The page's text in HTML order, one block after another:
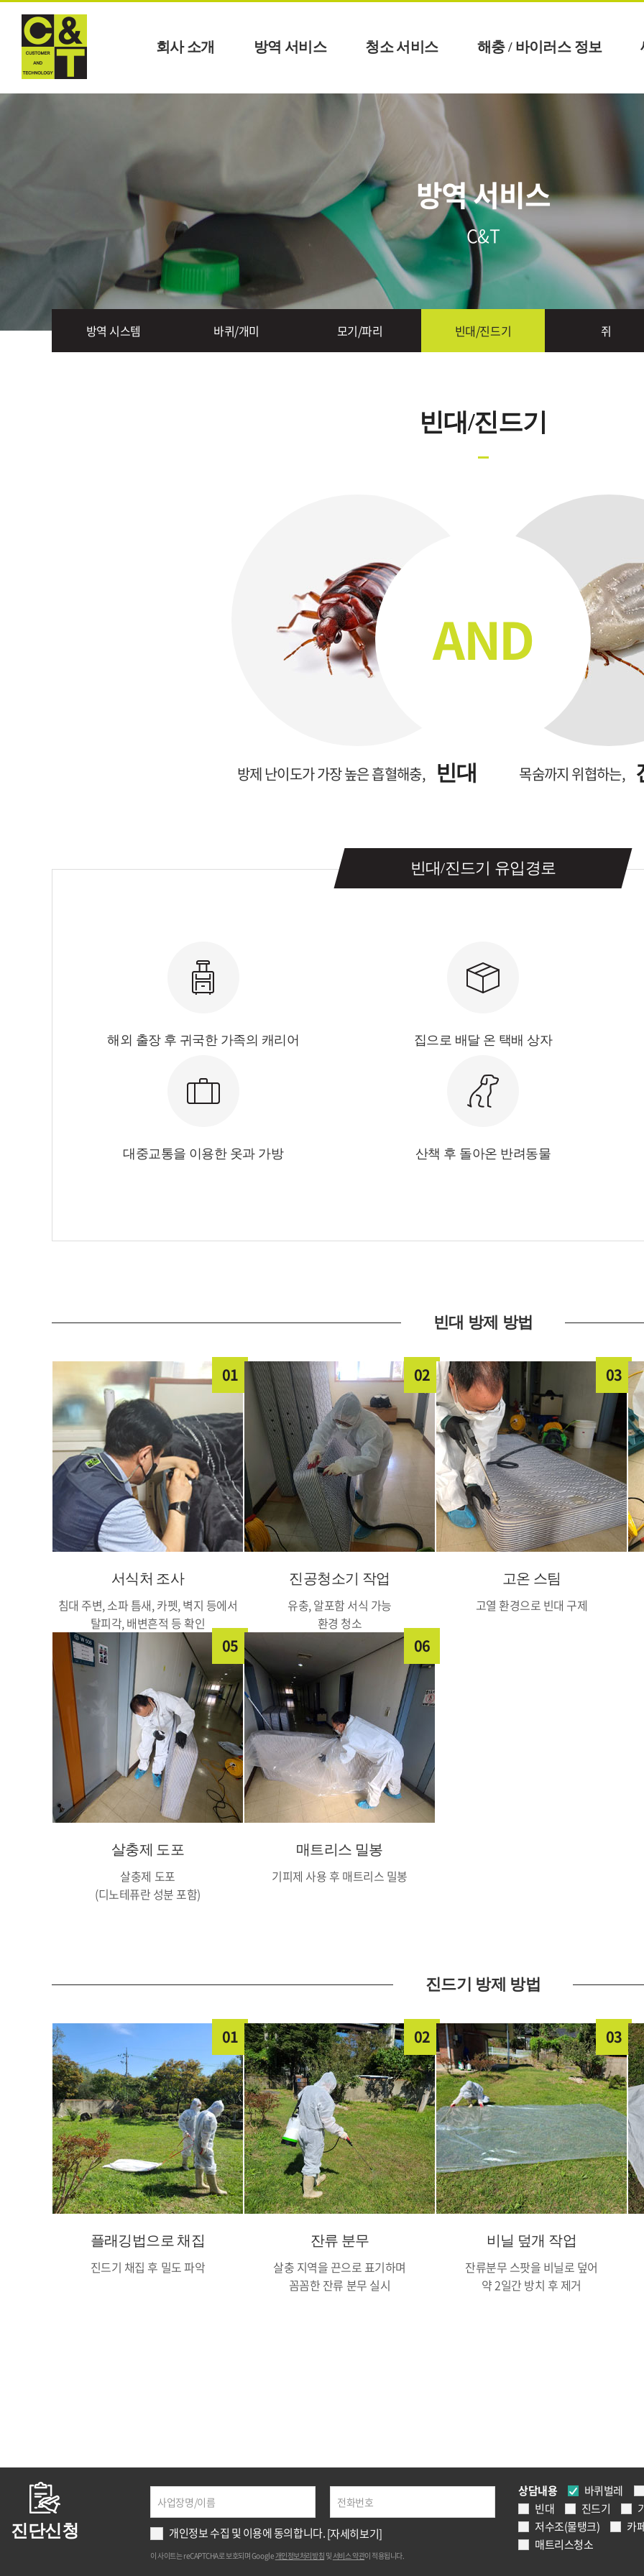
회사 소개 방역 서비스 청소 서비스 해충 / 바이러스 정보
방역 서비스
C&T
방역 시스템 바퀴/개미 모기/파리 빈대/진드기 쥐
빈대/진드기
방제 난이도가 가장 높은 흡혈해충, 빈대 목숨까지 위협하는,
AND
빈대/진드기 유입경로
해외 출장 후 귀국한 가족의 캐리어 집으로 배달 온 택배 상자
대중교통을 이용한 옷과 가방 산책 후 돌아온 반려동물
빈대 방제 방법
서식처 조사
침대 주변, 소파 틈새, 카펫, 벽지 등에서
탈피각, 배변흔적 등 확인
01
진공청소기 작업
유충, 알포함 서식 가능
환경 청소
02
고온 스팀
고열 환경으로 빈대 구제
03
살충제 도포
살충제 도포
(디노테퓨란 성분 포함)
05
매트리스 밀봉
기피제 사용 후 매트리스 밀봉
06
진드기 방제 방법
플래깅법으로 채집
진드기 채집 후 밀도 파악
01
잔류 분무
살충 지역을 끈으로 표기하며
꼼꼼한 잔류 분무 실시
02
비닐 덮개 작업
잔류분무 스팟을 비닐로 덮어
약 2일간 방치 후 제거
03
진단신청 개인정보 수집 및 이용에 동의합니다.[자세히보기]
이 사이트는 reCAPTCHA로 보호되며 Google개인정보처리방침 및서비스 약관이 적용됩니다.
상담내용
바퀴벌레
빈대
진드기
저수조(물탱크)
카
매트리스청소